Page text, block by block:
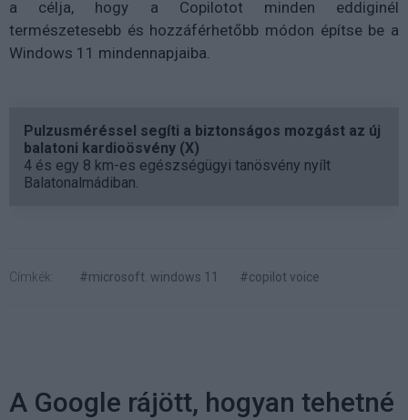
a célja, hogy a Copilotot minden eddiginél
természetesebb és hozzáférhetőbb módon építse be a
Windows 11 mindennapjaiba.
Pulzusméréssel segíti a biztonságos mozgást az új
balatoni kardioösvény (X)
4 és egy 8 km-es egészségügyi tanösvény nyílt
Balatonalmádiban.
Címkék: #microsoft. windows 11 #copilot voice
A Google rájött, hogyan tehetné